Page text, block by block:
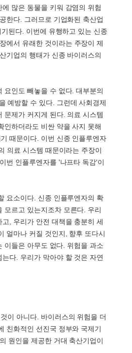
많은 동물을 키워 감염의 위험
한다. 그러므로 기업화된 축산업
된다. 이번에 유행하고 있는 신종
에서 유래한 것이라는 주장이 제
기업의 행태가 신종 바이러스의
요인도 빼놓을 수 없다. 대부분의
예방할 수 있다. 그런데 사회경제
문제가 커지게 된다. 의료 시스템
인하더라도 비싼 약을 사지 못해
때문이다. 이번 신종 인플루엔자
의료 시스템 때문이라는 주장이
번 인플루엔자를 '나프타 독감'이
요소이다. 신종 인플루엔자의 확
모르고 있는지조차 모른다. 우리
, 우리가 안전 대책을 충분히 세
얼마나 커질 것인지, 향후 또다시
이들은 아무도 없다. 위험을 과소
다. 우리가 막아야 할 것은 자연
이 아니다. 바이러스의 위험을 더
친화적인 선진국 정부와 국제기
원인을 제공한 거대 축산기업이